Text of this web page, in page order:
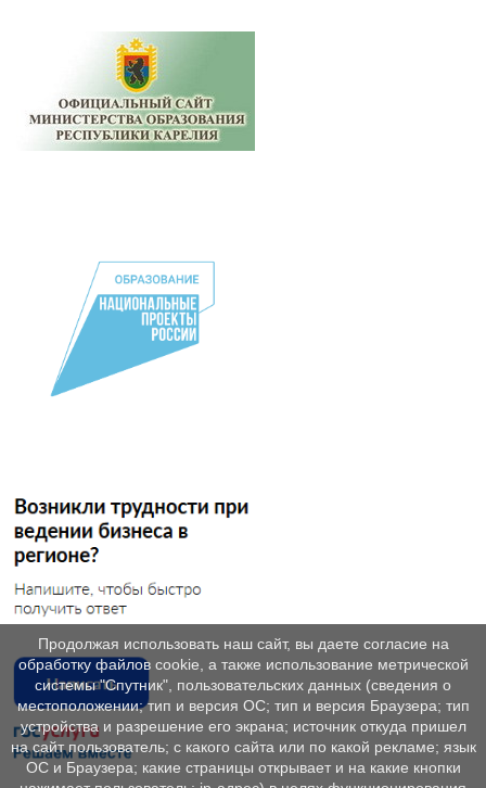
Продолжая использовать наш сайт, вы даете согласие на
обработку файлов cookie, а также использование метрической
системы "Спутник", пользовательских данных (сведения о
местоположении; тип и версия ОС; тип и версия Браузера; тип
устройства и разрешение его экрана; источник откуда пришел
на сайт пользователь; с какого сайта или по какой рекламе; язык
ОС и Браузера; какие страницы открывает и на какие кнопки